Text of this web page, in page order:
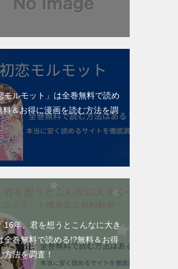
モルモット」は全巻無料で読め
料＆お得に漫画を読む⽅法を調
16年、君を想うとこんなに大き
全巻無料で読める!?無料＆お得
⽅法を調査！